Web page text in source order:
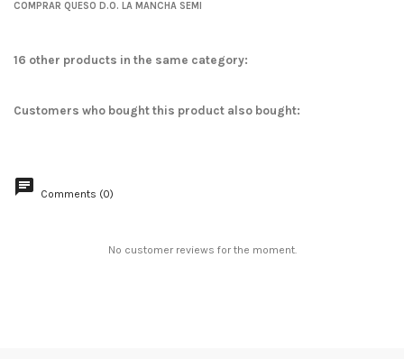
COMPRAR QUESO D.O. LA MANCHA SEMI
16 other products in the same category:
Customers who bought this product also bought:
Comments (0)
No customer reviews for the moment.